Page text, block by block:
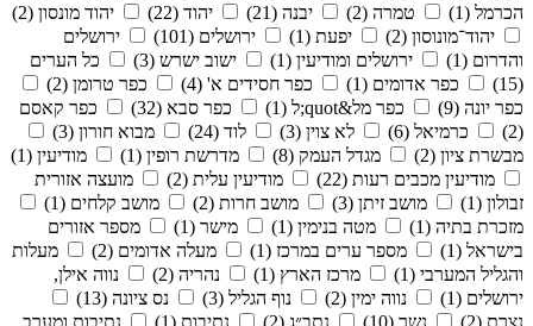
הכרמל (1)
טמרה (2) יבנה (21) יהוד (22)
יהוד מונסון (2)
יהוד־מונוסון (2)
יפעת (1) ירושלים (101)
ירושלים
והדרום (1)
ירושלים ומודיעין (1) ישוב ישרש (3)
כל הערים
(15)
כפר אדומים (1) כפר חסידים א' (4)
כפר טרומן (2)
כפר יונה (9)
כפר מל&quot;ל (1) כפר סבא (32)
כפר קאסם
(2)
כרמיאל (6) לא צוין (3) לוד (24)
מבוא חורון (3)
מבשרת ציון (2)
מגדל העמק (8) מדרשת רופין (1)
מודיעין (1)
מודיעין מכבים רעות (22)
מודיעין עלית (2)
מועצה אזורית
זבולון (1)
מושב זיתן (3) מושב חרות (2)
מושב קלחים (1)
מזכרת בתיה (1)
מטה בנימין (1) מישר (1)
מספר אזורים
בישראל (1)
מספר ערים במרכז (1) מעלה אדומים (2)
מעלות
והגליל המערבי (1)
מרכז הארץ (1) נהריה (2)
נווה אילן,
ירושלים (1)
נווה ימין (2) נוף הגליל (3)
נס ציונה (13)
נצרת (2)
נשר (10) נתב״ג (2) נתיבות (1)
נתיבות ומערב